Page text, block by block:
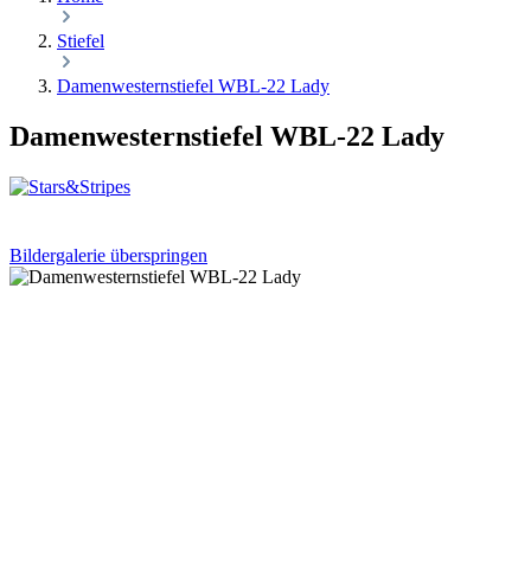
Stiefel
Damenwesternstiefel WBL-22 Lady
Damenwesternstiefel WBL-22 Lady
Bildergalerie überspringen